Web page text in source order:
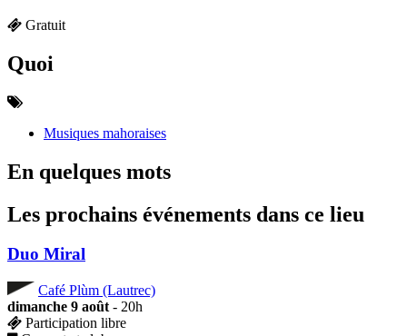
Gratuit
Quoi
Musiques mahoraises
En quelques mots
Les prochains événements dans ce lieu
Duo Miral
Café Plùm (Lautrec)
dimanche 9 août - 20h
Participation libre